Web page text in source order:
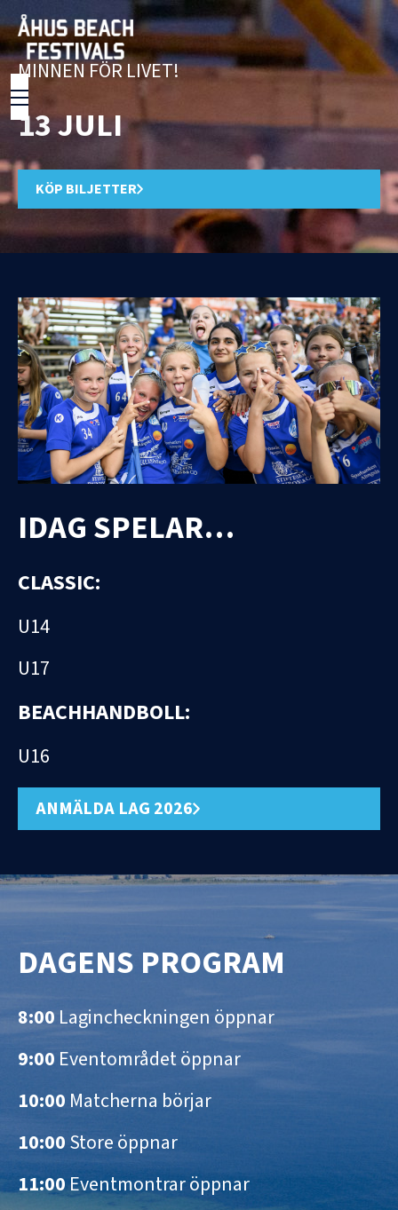
MINNEN FÖR LIVET!
13 JULI
KÖP BILJETTER
IDAG SPELAR…
CLASSIC:
U14
U17
BEACHHANDBOLL:
U16
ANMÄLDA LAG 2026
DAGENS PROGRAM
8:00 Lagincheckningen öppnar
9:00 Eventområdet öppnar
10:00 Matcherna börjar
10:00Store öppnar
11:00Eventmontrar öppnar